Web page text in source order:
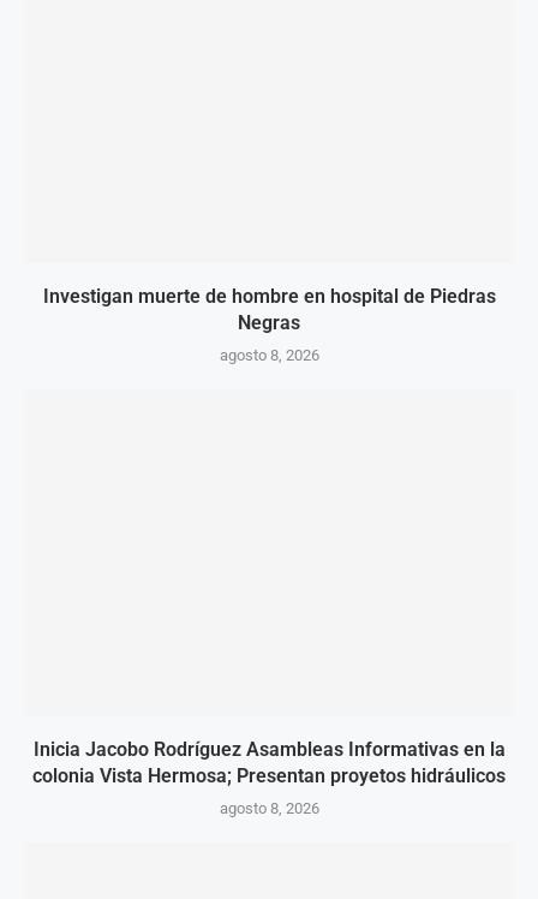
Investigan muerte de hombre en hospital de Piedras
Negras
agosto 8, 2026
Inicia Jacobo Rodríguez Asambleas Informativas en la
colonia Vista Hermosa; Presentan proyetos hidráulicos
agosto 8, 2026